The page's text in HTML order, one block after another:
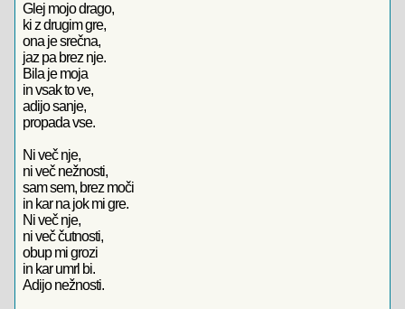
Glej mojo drago,
ki z drugim gre,
ona je srečna,
jaz pa brez nje.
Bila je moja
in vsak to ve,
adijo sanje,
propada vse.
Ni več nje,
ni več nežnosti,
sam sem, brez moči
in kar na jok mi gre.
Ni več nje,
ni več čutnosti,
obup mi grozi
in kar umrl bi.
Adijo nežnosti.